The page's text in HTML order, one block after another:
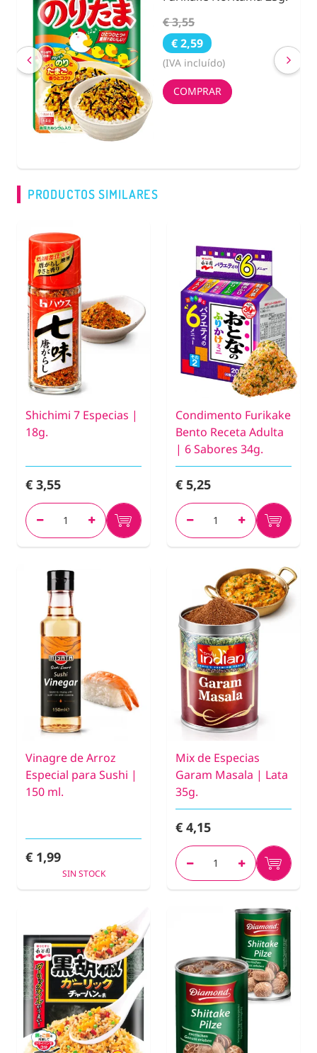
€ 3,55
€ 2,59
(IVA incluído)
COMPRAR
PRODUCTOS SIMILARES
Shichimi 7 Especias |
18g.
€ 3,55
Condimento Furikake
Bento Receta Adulta
| 6 Sabores 34g.
€ 5,25
Vinagre de Arroz
Especial para Sushi |
150 ml.
€ 1,99
SIN STOCK
Mix de Especias
Garam Masala | Lata
35g.
€ 4,15